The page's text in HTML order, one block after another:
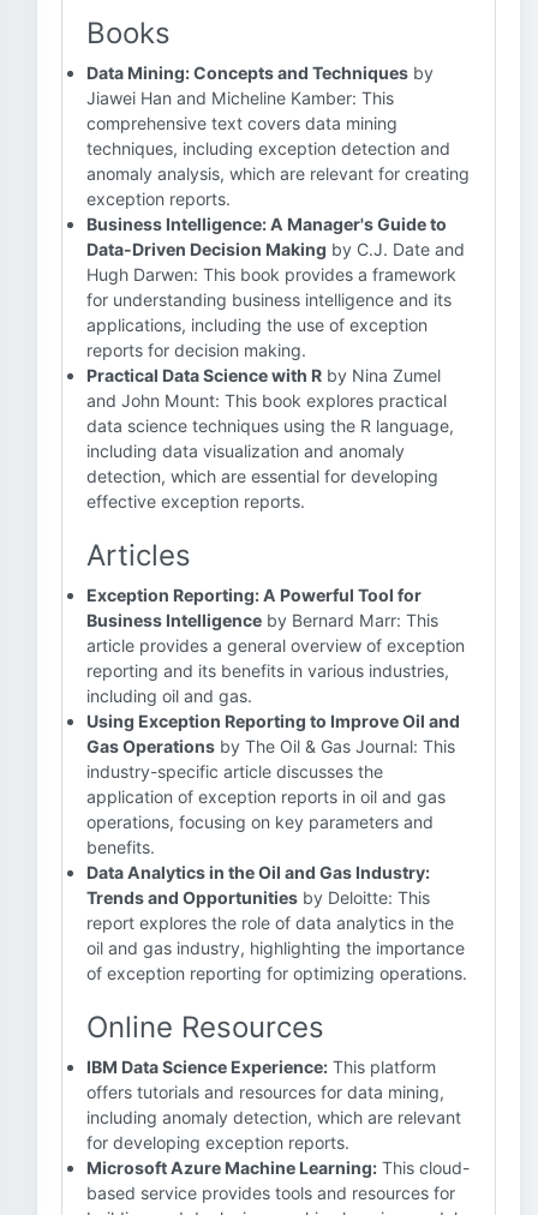
Books
Data Mining: Concepts and Techniques by
Jiawei Han and Micheline Kamber: This
comprehensive text covers data mining
techniques, including exception detection and
anomaly analysis, which are relevant for creating
exception reports.
Business Intelligence: A Manager's Guide to
Data-Driven Decision Making by C.J. Date and
Hugh Darwen: This book provides a framework
for understanding business intelligence and its
applications, including the use of exception
reports for decision making.
Practical Data Science with R by Nina Zumel
and John Mount: This book explores practical
data science techniques using the R language,
including data visualization and anomaly
detection, which are essential for developing
effective exception reports.
Articles
Exception Reporting: A Powerful Tool for
Business Intelligence by Bernard Marr: This
article provides a general overview of exception
reporting and its benefits in various industries,
including oil and gas.
Using Exception Reporting to Improve Oil and
Gas Operations by The Oil & Gas Journal: This
industry-specific article discusses the
application of exception reports in oil and gas
operations, focusing on key parameters and
benefits.
Data Analytics in the Oil and Gas Industry:
Trends and Opportunities by Deloitte: This
report explores the role of data analytics in the
oil and gas industry, highlighting the importance
of exception reporting for optimizing operations.
Online Resources
IBM Data Science Experience: This platform
offers tutorials and resources for data mining,
including anomaly detection, which are relevant
for developing exception reports.
Microsoft Azure Machine Learning: This cloud-
based service provides tools and resources for